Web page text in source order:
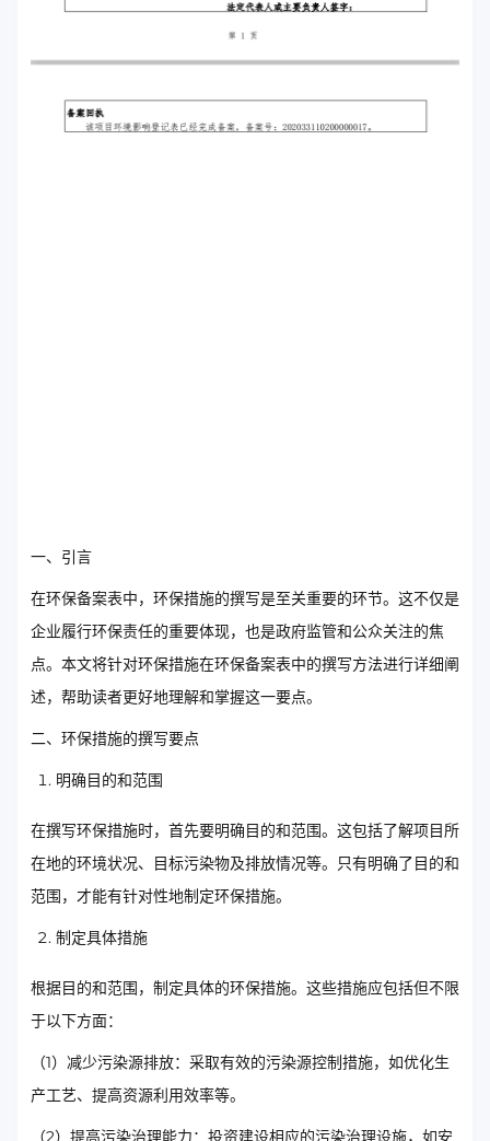
一、引言
在环保备案表中，环保措施的撰写是至关重要的环节。这不仅是
企业履行环保责任的重要体现，也是政府监管和公众关注的焦
点。本文将针对环保措施在环保备案表中的撰写方法进行详细阐
述，帮助读者更好地理解和掌握这一要点。
二、环保措施的撰写要点
明确目的和范围
在撰写环保措施时，首先要明确目的和范围。这包括了解项目所
在地的环境状况、目标污染物及排放情况等。只有明确了目的和
范围，才能有针对性地制定环保措施。
制定具体措施
根据目的和范围，制定具体的环保措施。这些措施应包括但不限
于以下方面：
（1）减少污染源排放：采取有效的污染源控制措施，如优化生
产工艺、提高资源利用效率等。
（2）提高污染治理能力：投资建设相应的污染治理设施，如安